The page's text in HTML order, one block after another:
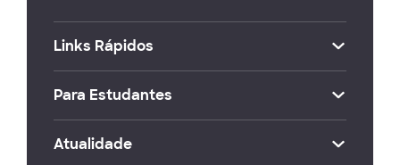
Links Rápidos
Para Estudantes
Atualidade